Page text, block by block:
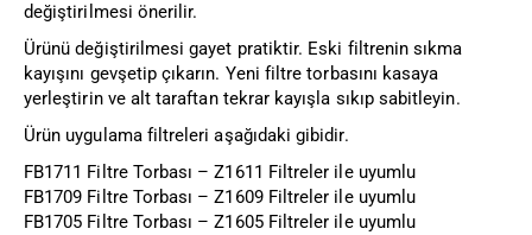
değiştirilmesi önerilir.
Ürünü değiştirilmesi gayet pratiktir. Eski filtrenin sıkma
kayışını gevşetip çıkarın. Yeni filtre torbasını kasaya
yerleştirin ve alt taraftan tekrar kayışla sıkıp sabitleyin.
Ürün uygulama filtreleri aşağıdaki gibidir.
FB1711 Filtre Torbası – Z1611 Filtreler ile uyumlu
FB1709 Filtre Torbası – Z1609 Filtreler ile uyumlu
FB1705 Filtre Torbası – Z1605 Filtreler ile uyumlu